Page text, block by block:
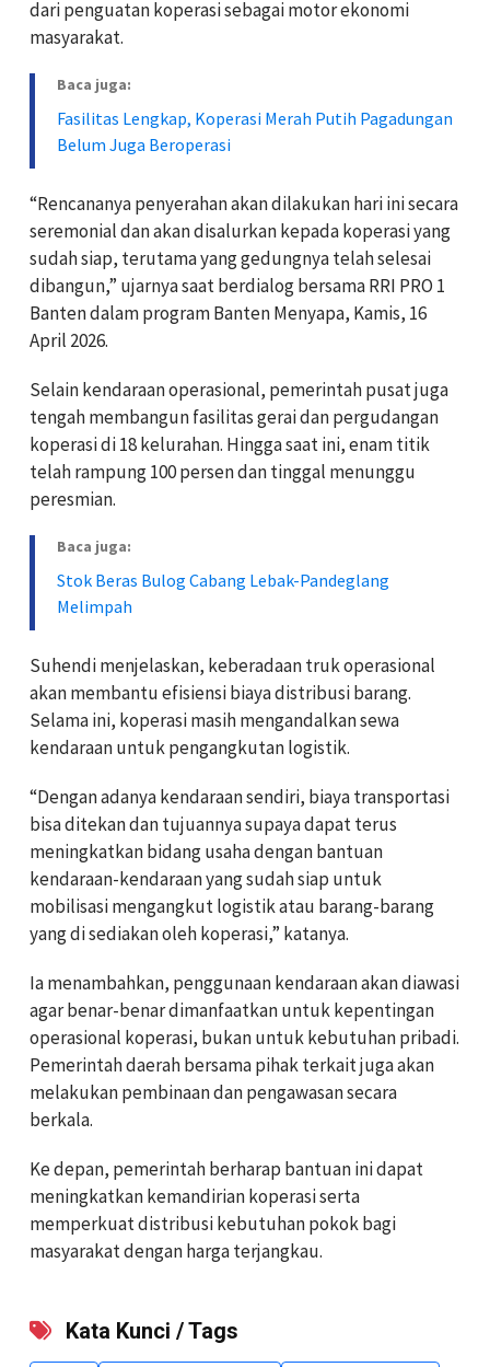
dari penguatan koperasi sebagai motor ekonomi
masyarakat.
Baca juga:
Fasilitas Lengkap, Koperasi Merah Putih Pagadungan
Belum Juga Beroperasi
“Rencananya penyerahan akan dilakukan hari ini secara
seremonial dan akan disalurkan kepada koperasi yang
sudah siap, terutama yang gedungnya telah selesai
dibangun,” ujarnya saat berdialog bersama RRI PRO 1
Banten dalam program Banten Menyapa, Kamis, 16
April 2026.
Selain kendaraan operasional, pemerintah pusat juga
tengah membangun fasilitas gerai dan pergudangan
koperasi di 18 kelurahan. Hingga saat ini, enam titik
telah rampung 100 persen dan tinggal menunggu
peresmian.
Baca juga:
Stok Beras Bulog Cabang Lebak-Pandeglang
Melimpah
Suhendi menjelaskan, keberadaan truk operasional
akan membantu efisiensi biaya distribusi barang.
Selama ini, koperasi masih mengandalkan sewa
kendaraan untuk pengangkutan logistik.
“Dengan adanya kendaraan sendiri, biaya transportasi
bisa ditekan dan tujuannya supaya dapat terus
meningkatkan bidang usaha dengan bantuan
kendaraan-kendaraan yang sudah siap untuk
mobilisasi mengangkut logistik atau barang-barang
yang di sediakan oleh koperasi,” katanya.
Ia menambahkan, penggunaan kendaraan akan diawasi
agar benar-benar dimanfaatkan untuk kepentingan
operasional koperasi, bukan untuk kebutuhan pribadi.
Pemerintah daerah bersama pihak terkait juga akan
melakukan pembinaan dan pengawasan secara
berkala.
Ke depan, pemerintah berharap bantuan ini dapat
meningkatkan kemandirian koperasi serta
memperkuat distribusi kebutuhan pokok bagi
masyarakat dengan harga terjangkau.
Kata Kunci / Tags